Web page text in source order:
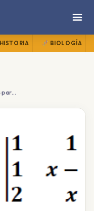
HISTORIA BIOLOGÍA
Matrices y determinantes: teoría y ejercicios para Bachillerato